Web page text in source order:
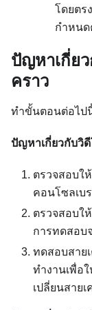
โดยตร
กำหนด
ปัญหาเกี่ย
คราว
ทำขั้นตอนต่อไป
ปัญหาเกี่ยวกับวิ
ตรวจสอบใ
คอนโซลเบ
ตรวจสอบใ
การทดสอบ
ทดสอบสาย
ทำงานเพื่อ
เปลี่ยนสาย